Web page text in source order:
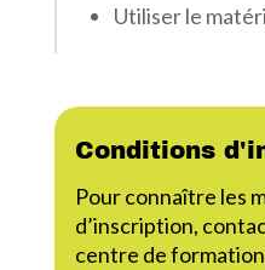
Utiliser le
Conditions
Pour connaître les
d’inscription,
centre de